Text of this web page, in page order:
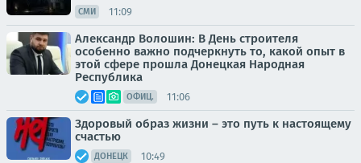
СМИ 11:09
Александр Волошин: В День строителя
особенно важно подчеркнуть то, какой опыт в
этой сфере прошла Донецкая Народная
Республика
ОФИЦ. 11:06
Здоровый образ жизни – это путь к настоящему
счастью
ДОНЕЦК 10:49